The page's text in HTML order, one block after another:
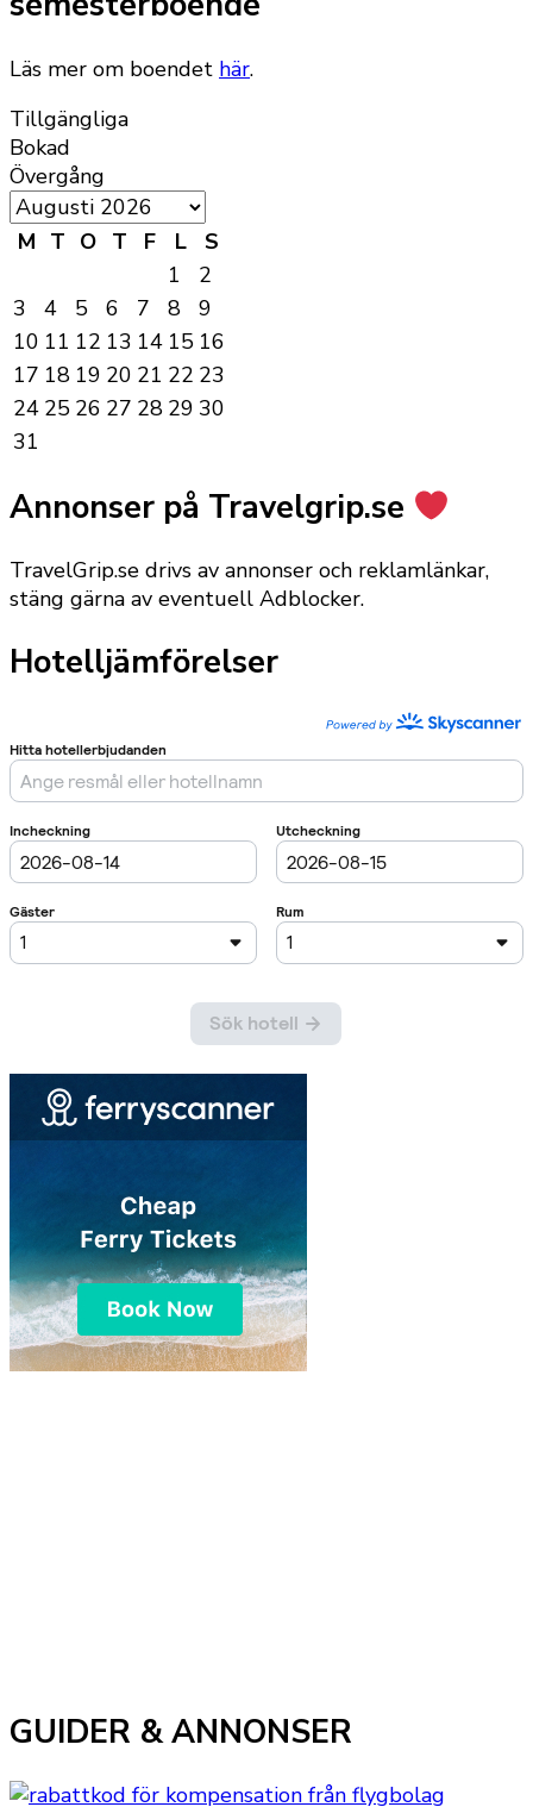
Läs mer om boendet här.
Tillgängliga
Bokad
Övergång
M T O T F L
S
1
2
3
4 5 6 7 8
9
10 11 12 13 14 15 16
17 18 19 20 21 22 23
24 25 26 27 28 29 30
31
Annonser på Travelgrip.se
TravelGrip.se drivs av annonser och reklamlänkar,
stäng gärna av eventuell Adblocker.
Hotelljämförelser
GUIDER & ANNONSER